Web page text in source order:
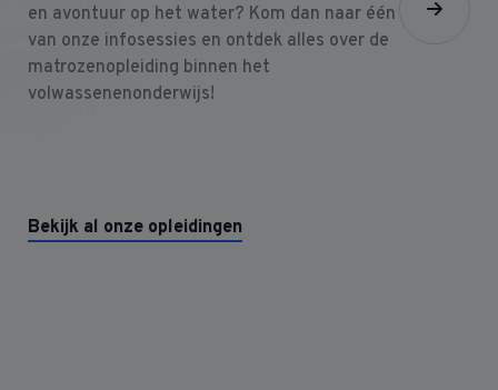
en avontuur op het water? Kom dan naar één
van onze infosessies en ontdek alles over de
matrozenopleiding binnen het
volwassenenonderwijs!
Bekijk al onze opleidingen